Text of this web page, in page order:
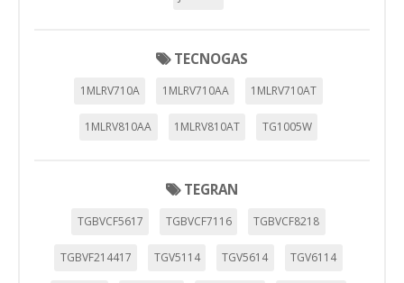
TECNOGAS
1MLRV710A 1MLRV710AA 1MLRV710AT
1MLRV810AA 1MLRV810AT TG1005W
TEGRAN
TGBVCF5617 TGBVCF7116 TGBVCF8218
TGBVF214417 TGV5114 TGV5614 TGV6114